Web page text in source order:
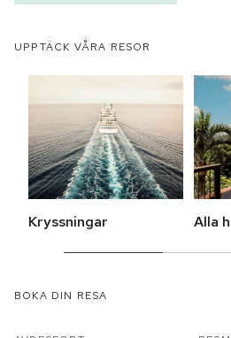
UPPTÄCK VÅRA RESOR
Kryssningar Alla
BOKA DIN RESA